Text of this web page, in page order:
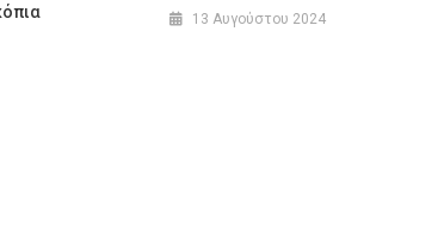
13 Αυγούστου 2024